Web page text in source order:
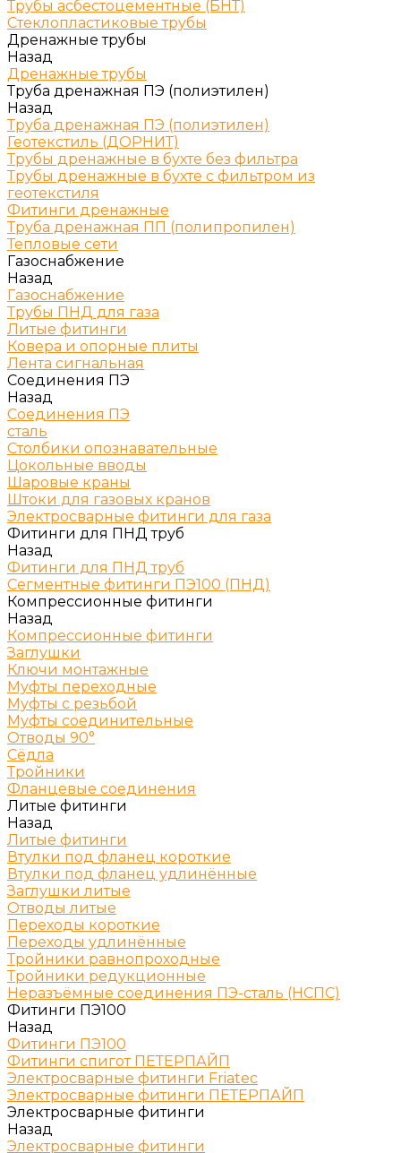
Трубы асбестоцементные (БНТ)
Стеклопластиковые трубы
Дренажные трубы
Назад
Дренажные трубы
Труба дренажная ПЭ (полиэтилен)
Назад
Труба дренажная ПЭ (полиэтилен)
Геотекстиль (ДОРНИТ)
Трубы дренажные в бухте без фильтра
Трубы дренажные в бухте с фильтром из
геотекстиля
Фитинги дренажные
Труба дренажная ПП (полипропилен)
Тепловые сети
Газоснабжение
Назад
Газоснабжение
Трубы ПНД для газа
Литые фитинги
Ковера и опорные плиты
Лента сигнальная
Соединения ПЭ
Назад
Соединения ПЭ
сталь
Столбики опознавательные
Цокольные вводы
Шаровые краны
Штоки для газовых кранов
Электросварные фитинги для газа
Фитинги для ПНД труб
Назад
Фитинги для ПНД труб
Сегментные фитинги ПЭ100 (ПНД)
Компрессионные фитинги
Назад
Компрессионные фитинги
Заглушки
Ключи монтажные
Муфты переходные
Муфты с резьбой
Муфты соединительные
Отводы 90°
Сёдла
Тройники
Фланцевые соединения
Литые фитинги
Назад
Литые фитинги
Втулки под фланец короткие
Втулки под фланец удлинённые
Заглушки литые
Отводы литые
Переходы короткие
Переходы удлинённые
Тройники равнопроходные
Тройники редукционные
Неразъёмные соединения ПЭ-сталь (НСПС)
Фитинги ПЭ100
Назад
Фитинги ПЭ100
Фитинги спигот ПЕТЕРПАЙП
Электросварные фитинги Friatec
Электросварные фитинги ПЕТЕРПАЙП
Электросварные фитинги
Назад
Электросварные фитинги